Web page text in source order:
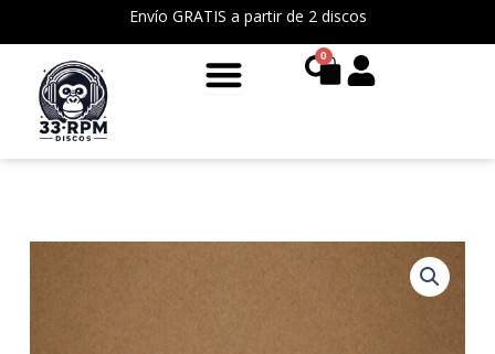
contenido
Envío GRATIS a partir de 2 discos
0
Cart